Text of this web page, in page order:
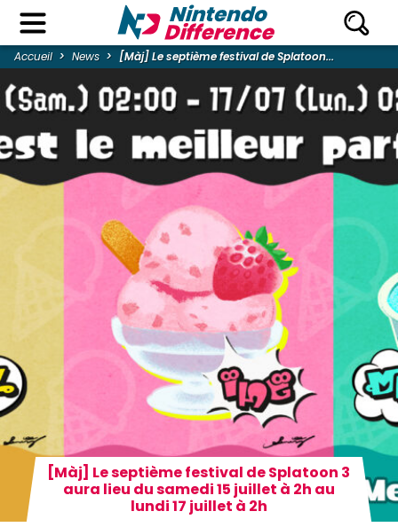
Accueil News [Màj] Le septième festival de Splatoon...
[Màj] Le septième festival de Splatoon 3
aura lieu du samedi 15 juillet à 2h au
lundi 17 juillet à 2h